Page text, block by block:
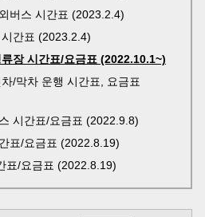
버스 시간표 (2023.2.4)
간표 (2023.2.4)
장 시간표/요금표 (2022.10.1~)
/막차 운행 시간표, 요금표
시간표/요금표 (2022.9.8)
표/요금표 (2022.8.19)
표/요금표 (2022.8.19)